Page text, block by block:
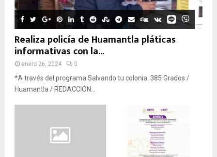
Realiza policía de Huamantla pláticas
informativas con la...
enero 26, 2024 0
*A través del programa Salvando tu colonia. 385 Grados /
Huamantla / REDACCIÓN...